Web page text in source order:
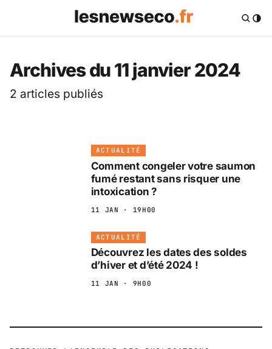
Les News Eco .fr —
Archives du 11 janvier 2024
2 articles publiés
ACTUALITÉ
Comment congeler votre saumon
fumé restant sans risquer une
intoxication ?
11 JAN · 19H00
ACTUALITÉ
Découvrez les dates des soldes
d’hiver et d’été 2024 !
11 JAN · 9H00